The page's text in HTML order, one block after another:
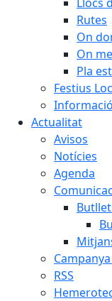
Rutes
On
On
Pla
Festius
Actualitat
Avisos
Notícies
Agenda
RSS